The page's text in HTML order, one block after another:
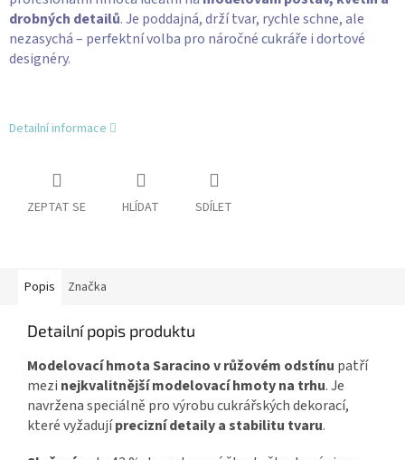
drobných detailů. Je poddajná, drží tvar, rychle schne, ale
nezasychá – perfektní volba pro náročné cukráře i dortové
designéry.
Detailní informace
ZEPTAT SE HLÍDAT SDÍLET
Popis Značka
Detailní popis produktu
Modelovací hmota Saracino v růžovém odstínu patří
mezi nejkvalitnější modelovací hmoty na trhu. Je
navržena speciálně pro výrobu cukrářských dekorací,
které vyžadujíprecizní detaily a stabilitu tvaru.